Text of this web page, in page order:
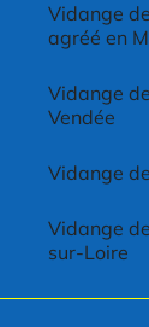
Vidange
agréé en
Vidange
Vendée
Vidange
Vidange
sur-Loire